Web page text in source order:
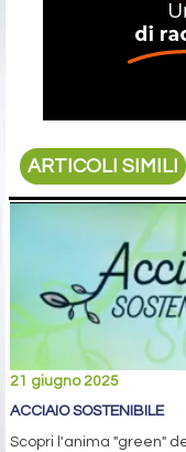
ARTICOLI SIMILI
21 giugno 2025
ACCIAIO SOSTENIBILE
Scopri l'anima "green"